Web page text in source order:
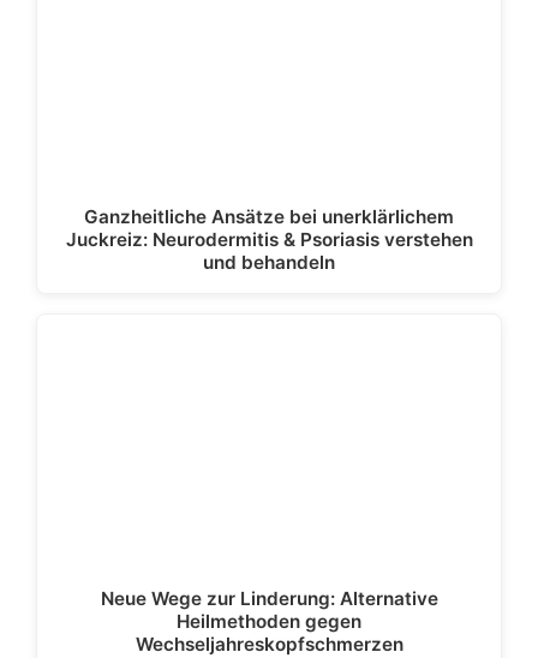
Ganzheitliche Ansätze bei unerklärlichem
Juckreiz: Neurodermitis & Psoriasis verstehen
und behandeln
Neue Wege zur Linderung: Alternative
Heilmethoden gegen
Wechseljahreskopfschmerzen